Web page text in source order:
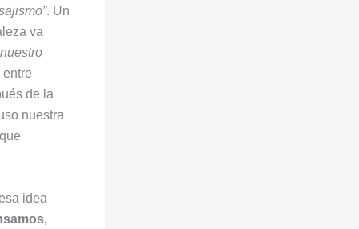
. Un
va
de la
nuestra
idea